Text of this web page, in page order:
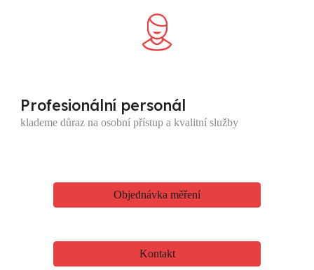
Profesionální personál
klademe důraz na osobní přístup a kvalitní služby
Objednávka měření
Kontakt